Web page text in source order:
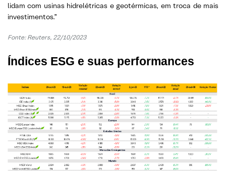
lidam com usinas hidrelétricas e geotérmicas, em troca de mais
investimentos.”
Fonte: Reuters, 22/10/2023
Índices ESG e suas performances